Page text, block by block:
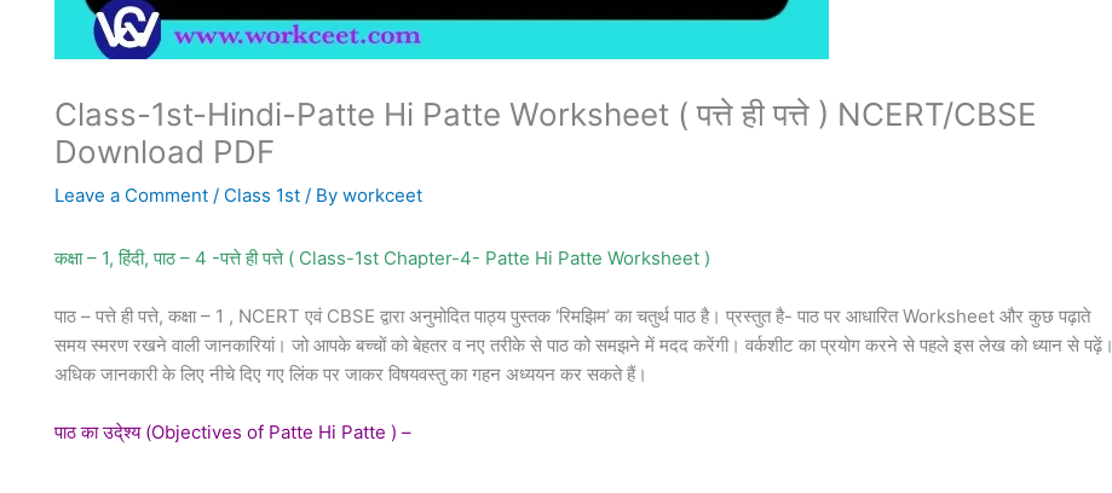
Class-1st-Hindi-Patte Hi Patte Worksheet ( पत्ते ही पत्ते ) NCERT/CBSE
Download PDF
Leave a Comment / Class 1st/ By workceet
कक्षा – 1, हिंदी, पाठ – 4 -पत्ते ही पत्ते ( Class-1st Chapter-4- Patte Hi Patte Worksheet )
पाठ – पत्ते ही पत्ते, कक्षा – 1 , NCERT एवं CBSE द्वारा अनुमोदित पाठ्य पुस्तक ‘रिमझिम’ का चतुर्थ पाठ है। प्रस्तुत है- पाठ पर आधारित Worksheet और कुछ पढ़ाते
समय स्मरण रखने वाली जानकारियां। जो आपके बच्चों को बेहतर व नए तरीके से पाठ को समझने में मदद करेंगी। वर्कशीट का प्रयोग करने से पहले इस लेख को ध्यान से पढ़ें।
अधिक जानकारी के लिए नीचे दिए गए लिंक पर जाकर विषयवस्तु का गहन अध्ययन कर सकते हैं।
पाठ का उदे्श्य (Objectives of Patte Hi Patte ) –